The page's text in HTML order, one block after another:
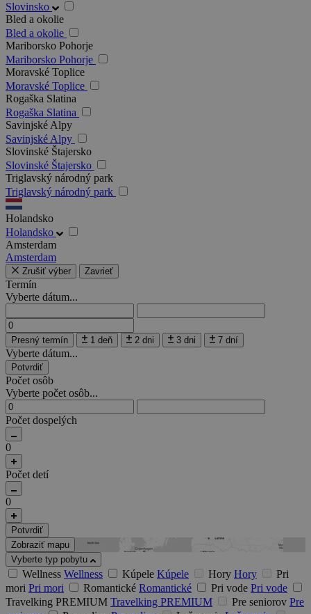
Slovinsko
Bled a okolie
Bled a okolie
Mariborsko Pohorje
Mariborsko Pohorje
Moravské Toplice
Moravské Toplice
Rogaška Slatina
Rogaška Slatina
Savinjské Alpy
Savinjské Alpy
Slovinské Štajersko
Slovinské Štajersko
Triglavský národný park
Triglavský národný park
Holandsko
Holandsko
Amsterdam
Amsterdam
Zrušiť výber Zavrieť
Termín
Vyberte dátum...
Presný termín 1 deň 2 dni 3 dni 7 dní
Vyberte dátum...
Potvrdiť
Počet osôb
Vyberte počet osôb...
Počet dospelých
0
Počet detí
0
Potvrdiť
Zobraziť mapu
Vyberte typ pobytu
Wellness Wellness Kúpele Kúpele Hory Hory
Pri
mori Pri mori Romantické Romantické Pri vode Pri vode
Travelking PREMIUM Travelking PREMIUM Pre seniorov Pre